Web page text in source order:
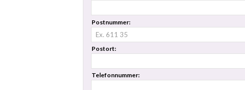
Postnummer:
Postort:
Telefonnummer: